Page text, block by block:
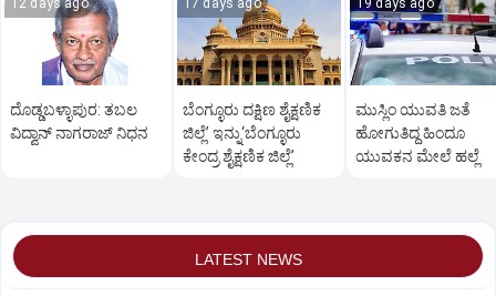
12 days ago
ದೊಡ್ಡಬಳ್ಳಾಪುರ: ತಬಲ
ವಿದ್ವಾನ್‌ ನಾಗರಾಜ್‌ ನಿಧನ
17 days ago
ಬೆಂಗ್ಳೂರು ದಕ್ಷಿಣ ಶೈಕ್ಷಣಿಕ
ಜಿಲ್ಲೆ’ ಇನ್ನು‘ಬೆಂಗ್ಳೂರು
ಕೇಂದ್ರ ಶೈಕ್ಷಣಿಕ ಜಿಲ್ಲೆ’
19 days ago
ಮುಸ್ಲಿಂ ಯುವತಿ ಜತೆ
ಹೋಗುತಿದ್ದ ಹಿಂದೂ
ಯುವಕನ ಮೇಲೆ ಹಲ್ಲೆ
LATEST NEWS